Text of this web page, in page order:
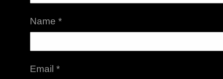
Name *
Email *